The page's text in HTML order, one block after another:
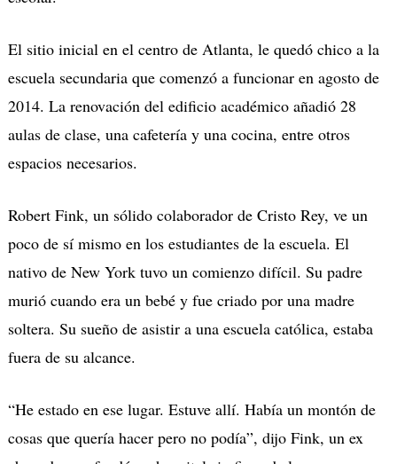
El sitio inicial en el centro de Atlanta, le quedó chico a la
escuela secundaria que comenzó a funcionar en agosto de
2014. La renovación del edificio académico añadió 28
aulas de clase, una cafetería y una cocina, entre otros
espacios necesarios.
Robert Fink, un sólido colaborador de Cristo Rey, ve un
poco de sí mismo en los estudiantes de la escuela. El
nativo de New York tuvo un comienzo difícil. Su padre
murió cuando era un bebé y fue criado por una madre
soltera. Su sueño de asistir a una escuela católica, estaba
fuera de su alcance.
“He estado en ese lugar. Estuve allí. Había un montón de
cosas que quería hacer pero no podía”, dijo Fink, un ex